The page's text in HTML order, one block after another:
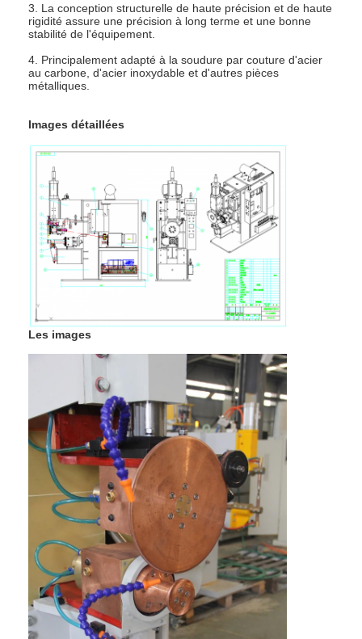
Machine latérale simple de soudage par points
Machine de soudure continue
Soudeur Machine de laser
machine à souder les goujons
Les câbles sans coups de pied
Machine de conducteur d'écrou
Électrodes de cuivre de soudage par points
Équilibreur de ressorts industriel
Extracteur de bosses de voiture
Machine de soudage par points de décharge de
3. La conception structurelle de haute précision et de haute
rigidité assure une précision à long terme et une bonne
stabilité de l'équipement.
4. Principalement adapté à la soudure par couture d'acier
au carbone, d'acier inoxydable et d'autres pièces
métalliques.
Images détaillées
Les images